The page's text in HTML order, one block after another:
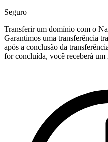
Seguro
Transferir um domínio com o
Garantimos uma transferência
após a conclusão da
for concluída, você receberá um